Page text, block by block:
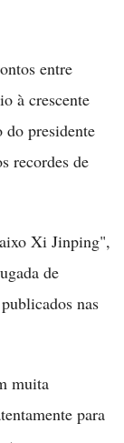
entre
à crescente
presidente
recordes de
Xi Jinping",
de
nas
muita
para